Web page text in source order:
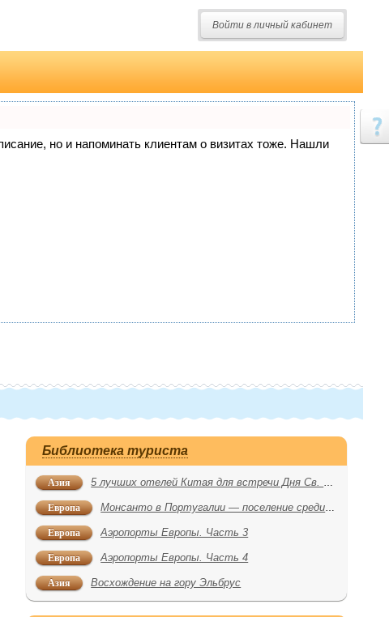
Войти в личный кабинет
но и напоминать клиентам о визитах тоже. Нашли
Библиотека туриста
Азия 5 лучших отелей Китая для встречи Дня Св. Валентина
Европа Монсанто в Португалии — поселение среди камней
Европа Аэропорты Европы. Часть 3
Европа Аэропорты Европы. Часть 4
Азия Восхождение на гору Эльбрус